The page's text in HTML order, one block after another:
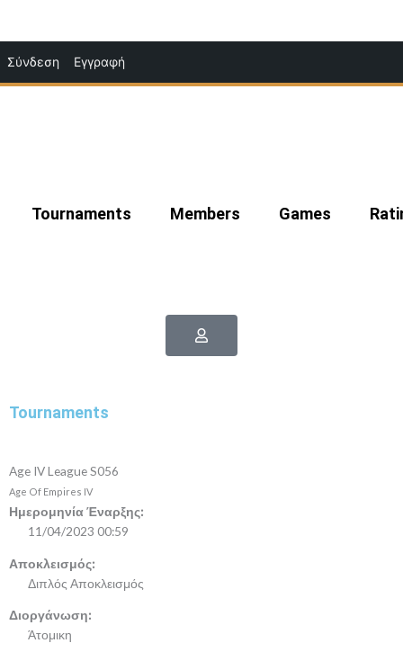
Σύνδεση Εγγραφή
στο
περιεχόμενο
Tournaments Members Games
Tournaments
Age IV League S056
Age Of Empires IV
Ημερομηνία Έναρξης:
11/04/2023 00:59
Αποκλεισμός:
Διπλός Αποκλεισμός
Διοργάνωση:
Άτομικη